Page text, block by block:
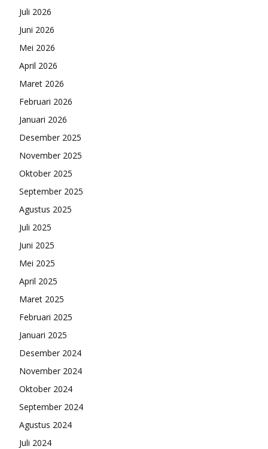
Juli 2026
Juni 2026
Mei 2026
April 2026
Maret 2026
Februari 2026
Januari 2026
Desember 2025
November 2025
Oktober 2025
September 2025
Agustus 2025
Juli 2025
Juni 2025
Mei 2025
April 2025
Maret 2025
Februari 2025
Januari 2025
Desember 2024
November 2024
Oktober 2024
September 2024
Agustus 2024
Juli 2024